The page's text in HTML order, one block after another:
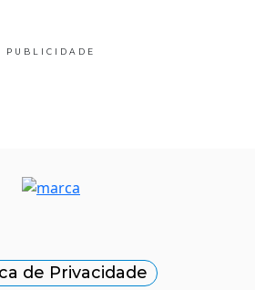
PUBLICIDADE
de Privacidade